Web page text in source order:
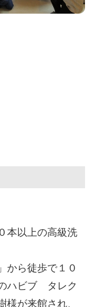
本以上の高級洗
から徒歩で１０
ハビブ タレク
様が来館され、